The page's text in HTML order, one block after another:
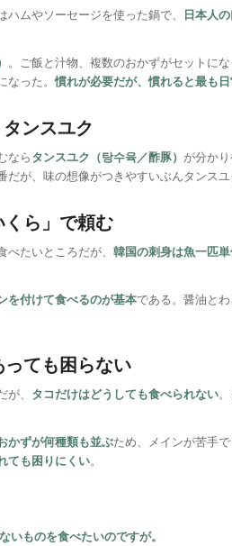
ハムやソーセージを使った鍋で、 日本人
。ご飯と汁物、複数のおかずがセットに
なった。慣れが必要だが、慣れると最も
ンスユク
ならタンスユク（탕수육／酢豚） が分かり
だが、味の想像がつきやすいぶんタンスユ
ら」で頼む
たいところだが、 韓国の刺身は魚一匹
を付けて食べるのが基本である。醤油と
ても困らない
、 タコだけはどうしても食べられない
かずが何種類も並ぶため、メインが苦手
ても困りにくい。
いものを食べたいのですが。